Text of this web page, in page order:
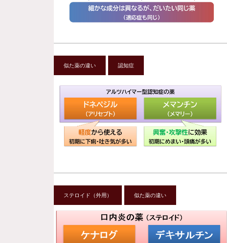
似た薬の違い 認知症
ステロイド（外用） 似た薬の違い